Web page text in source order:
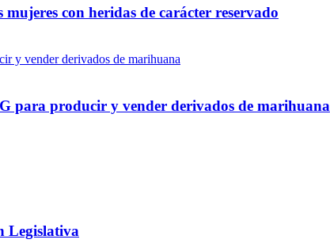
con heridas de carácter reservado
para producir y vender derivados de marihuana
Legislativa